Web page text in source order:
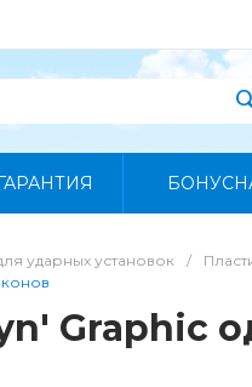
ударных установок /
Graphic